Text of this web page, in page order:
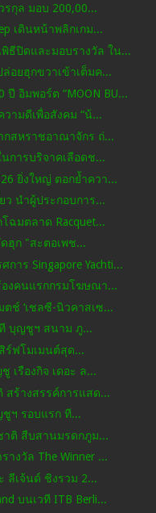
กุล มอบ 200,00...
เดินหน้าพลิกเกม...
ธีปิดและมอบรางวัล ใน...
อยฮุกขวาเข้าเต็มค...
ปี อิมพอร์ต “MOON BU...
ามดีเพื่อสังคม “น้...
กสหราชอาณาจักร ถ่...
การบริจาคเลือดช...
ยิ่งใหญ่ ตอกย้ำควา...
ว นำผู้ประกอบการ...
ฉมตลาด Racquet...
ฮุก "สะตอเพช...
าร Singapore Yachti...
งคนแรกกรมโฆษณา...
ช์ ‘เชลซี-นิวคาสเซ...
บุญชูฯ สนาม ภู...
ร์ฟโมเมนต์สุด...
รืองกิจ เดอะ ล...
ร้างสรรค์การแสด...
ฯ รอบแรก ที...
ติ สืบสานมรดกภูม...
างวัล The Winner ...
ลีเจ้นด์ ชิงรวม 2...
บนเวที ITB Berli...